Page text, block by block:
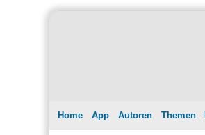
Home App Autoren Themen